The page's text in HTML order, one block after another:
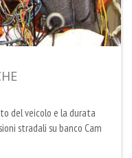
del veicolo e la durata
stradali su banco Cam